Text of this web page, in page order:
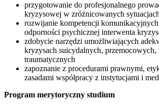
przygotowanie do profesjonalnego
kryzysowej w zróżnicowanych
rozwijanie kompetencji
odporności psychicznej interwenta
zdobycie narzędzi umożliwiających
kryzysach suicydalnych,
traumatycznych
zapoznanie z procedurami prawnymi,
zasadami współpracy z instytucjami i
Program merytoryczny studium